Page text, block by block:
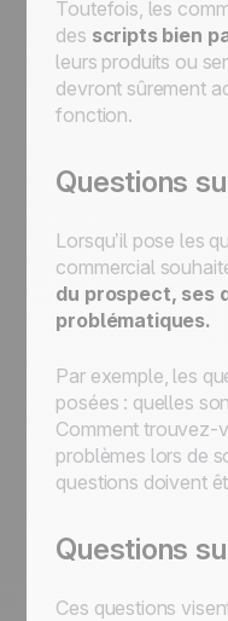
Toutefois, les
des scripts bien
leurs produits ou
devront sûrement
fonction.
Questions
Lorsqu’il pose les
commercial
du prospect, ses
problématiques.
Par exemple, les
posées : quelles
Comment trouvez-
problèmes lors de
questions doivent
Questions
Ces questions